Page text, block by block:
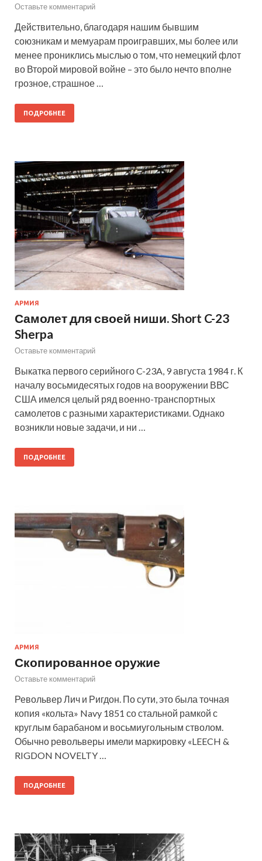
Оставьте комментарий
Действительно, благодаря нашим бывшим
союзникам и мемуарам проигравших, мы более или
менее прониклись мыслью о том, что немецкий флот
во Второй мировой войне – это было нечто вполне
грозное, страшное …
ПОДРОБНЕЕ
АРМИЯ
Самолет для своей ниши. Short C-23
Sherpa
Оставьте комментарий
Выкатка первого серийного C-23A, 9 августа 1984 г. К
началу восьмидесятых годов на вооружении ВВС
США имелся целый ряд военно-транспортных
самолетов с разными характеристиками. Однако
возникли новые задачи, и ни …
ПОДРОБНЕЕ
АРМИЯ
Скопированное оружие
Оставьте комментарий
Револьвер Лич и Ригдон. По сути, это была точная
копия «кольта» Navy 1851 со стальной рамкой с
круглым барабаном и восьмиугольным стволом.
Обычно револьверы имели маркировку «LEECH &
RIGDON NOVELTY …
ПОДРОБНЕЕ